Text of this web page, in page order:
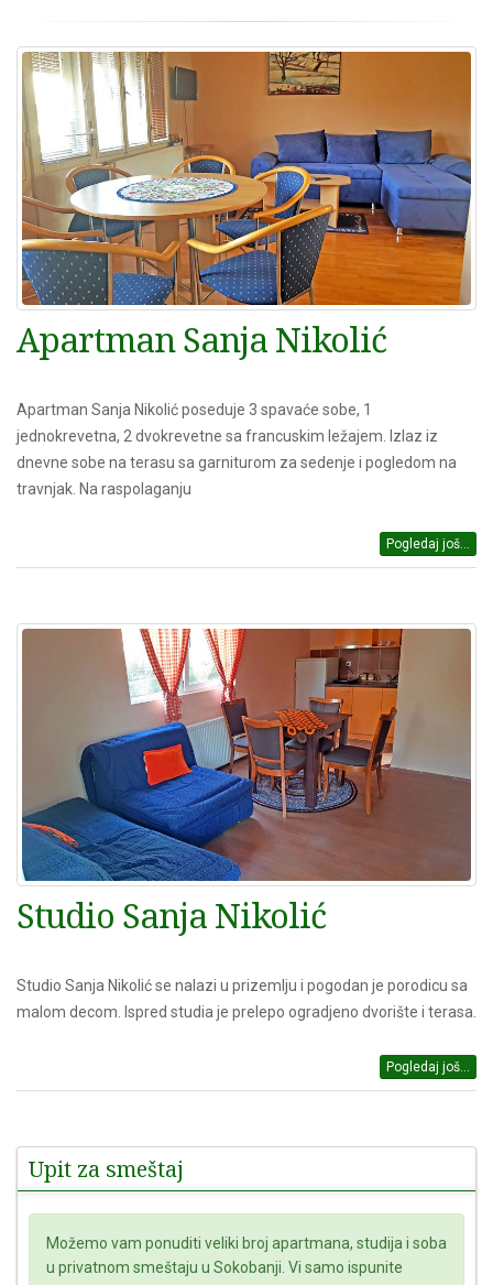
Apartman Sanja Nikolić
Apartman Sanja Nikolić poseduje 3 spavaće sobe, 1
jednokrevetna, 2 dvokrevetne sa francuskim ležajem. Izlaz iz
dnevne sobe na terasu sa garniturom za sedenje i pogledom na
travnjak. Na raspolaganju
Pogledaj još...
Studio Sanja Nikolić
Studio Sanja Nikolić se nalazi u prizemlju i pogodan je porodicu sa
malom decom. Ispred studia je prelepo ogradjeno dvorište i terasa.
Pogledaj još...
Upit za smeštaj
Možemo vam ponuditi veliki broj apartmana, studija i soba
u privatnom smeštaju u Sokobanji. Vi samo ispunite